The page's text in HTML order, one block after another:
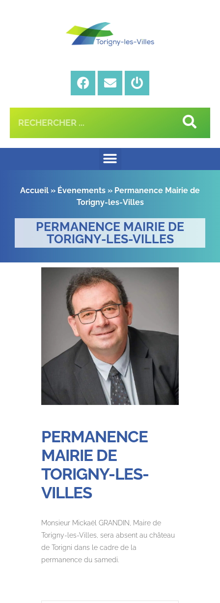
Accueil » Évenements » Permanence Mairie de
Torigny-les-Villes
PERMANENCE MAIRIE DE
TORIGNY-LES-VILLES
PERMANENCE
MAIRIE DE
TORIGNY-LES-
VILLES
Monsieur Mickaël GRANDIN, Maire de
Torigny-les-Villes, sera absent au château
de Torigni dans le cadre de la
permanence du samedi.